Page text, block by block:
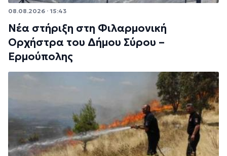
08.08.2026 · 15:43
Νέα στήριξη στη Φιλαρμονική
Ορχήστρα του Δήμου Σύρου –
Ερμούπολης